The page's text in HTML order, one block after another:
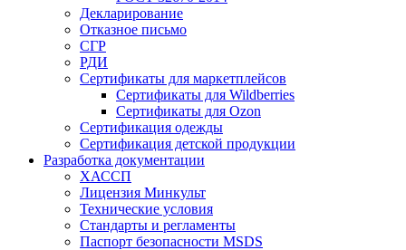
Декларирование
Отказное письмо
СГР
РДИ
Сертификаты для маркетплейсов
Сертификаты для Wildberries
Сертификаты для Ozon
Сертификация одежды
Сертификация детской продукции
Разработка документации
ХАССП
Лицензия Минкульт
Технические условия
Стандарты и регламенты
Паспорт безопасности MSDS